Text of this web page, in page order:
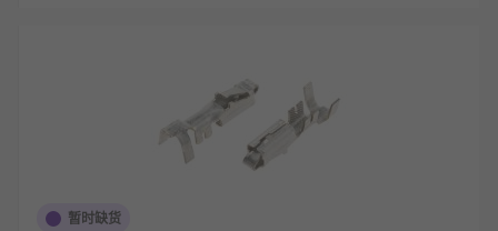
暂时缺货